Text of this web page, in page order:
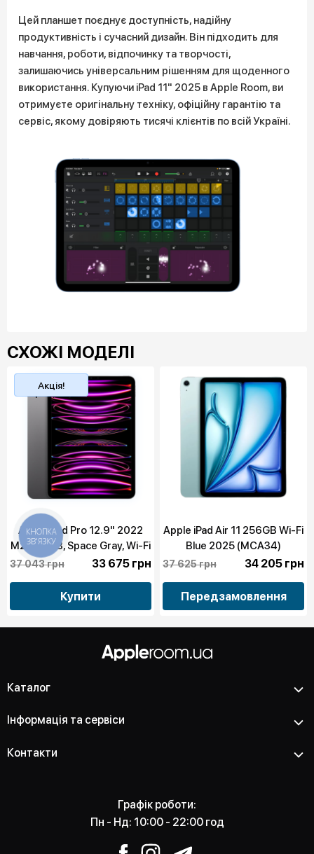
Цей планшет поєднує доступність, надійну
продуктивність і сучасний дизайн. Він підходить для
навчання, роботи, відпочинку та творчості,
залишаючись універсальним рішенням для щоденного
використання. Купуючи iPad 11" 2025 в Apple Room, ви
отримуєте оригінальну техніку, офіційну гарантію та
сервіс, якому довіряють тисячі клієнтів по всій Україні.
СХОЖІ МОДЕЛІ
Топ
продажу
Акція!
Apple iPad Pro 12.9" 2022
M2, 128GB, Space Gray, Wi-Fi
(MNXP3) бу
37 043 грн 33 675 грн
Купити
Apple iPad Air 11 256GB Wi-Fi
Blue 2025 (MCA34)
37 625 грн 34 205 грн
Передзамовлення
Каталог
Інформація та сервіси
Контакти
Графік роботи:
Пн - Нд: 10:00 - 22:00 год
КНОПКА
ЗВ'ЯЗКУ